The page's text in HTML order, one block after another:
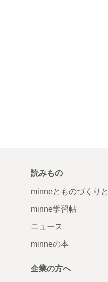
読みもの
minneとものづくりと
minne学習帖
ニュース
minneの本
企業の方へ